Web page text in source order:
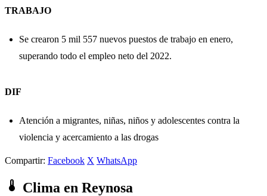
TRABAJO
Se crearon 5 mil 557 nuevos puestos de trabajo en enero,
superando todo el empleo neto del 2022.
DIF
Atención a migrantes, niñas, niños y adolescentes contra la
violencia y acercamiento a las drogas
Compartir: Facebook X WhatsApp
Clima en Reynosa